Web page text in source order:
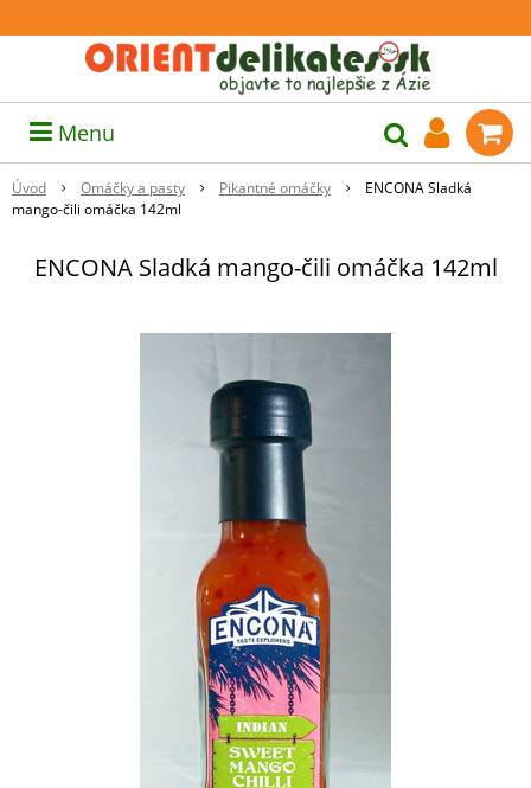
Menu
Úvod Omáčky a pasty Pikantné omáčky
ENCONA Sladká
mango-čili omáčka 142ml
ENCONA Sladká mango-čili omáčka 142ml